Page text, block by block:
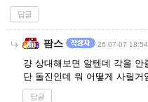
답글
팜스 26-07-07 18:54
걍 상대해보면 알텐데 각을
단 돌진인데 뭐 어떻게 사릴거
답글